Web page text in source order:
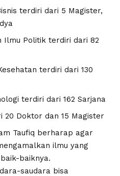
terdiri dari 5 Magister,
Ilmu Politik terdiri dari 82
terdiri dari 130
terdiri dari 162 Sarjana
20 Doktor dan 15 Magister
Taufiq berharap agar
ilmu yang
baiknya.
saudara bisa